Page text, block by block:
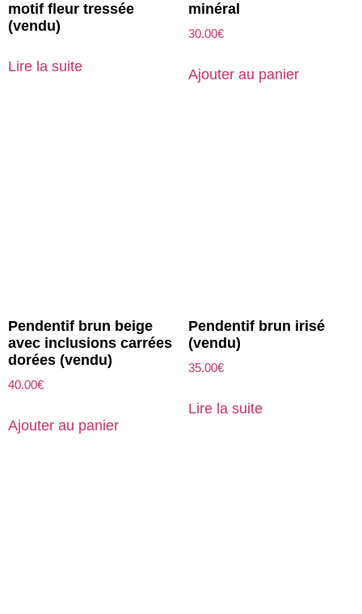
motif fleur tressée
(vendu)
Lire la suite
minéral
30.00€
Ajouter au panier
Pendentif brun beige
avec inclusions carrées
dorées (vendu)
40.00€
Ajouter au panier
Pendentif brun irisé
(vendu)
35.00€
Lire la suite